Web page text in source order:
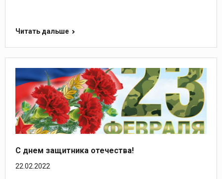
Читать дальше
С днем защитника отечества!
22.02.2022